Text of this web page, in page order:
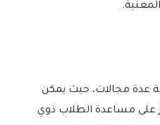
عدة مجالات، حيث يمكن
على مساعدة الطلاب ذوي